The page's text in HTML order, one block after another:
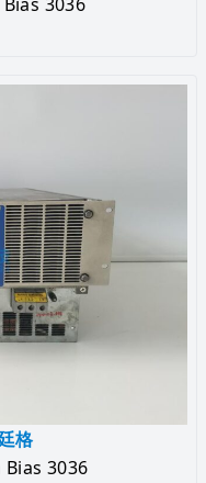
格
Bias 3036